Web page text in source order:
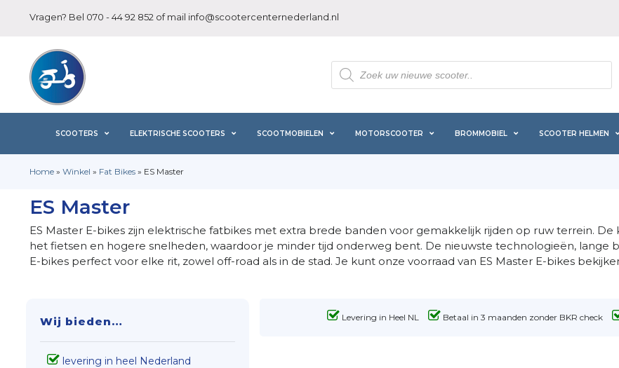
Vragen? Bel 070 - 44 92 852 of mail info@scootercenternederland.nl
Producten
zoeken
SCOOTERS ELEKTRISCHE SCOOTERS SCOOTMOBIELEN MOTORSCOOTER BROMMOBIEL SCOOTER HELMEN
Home » Winkel » Fat Bikes » ES Master
ES Master
ES Master E-bikes zijn elektrische fatbikes met extra brede banden voor gemakkelijk rijden op ruw terrein.
het fietsen en hogere snelheden, waardoor je minder tijd onderweg bent. De nieuwste technologieën, lange
E-bikes perfect voor elke rit, zowel off-road als in de stad. Je kunt onze voorraad van ES Master E-bikes
Wij bieden…
levering in heel Nederland
Levering in Heel NL Betaal in 3 maanden zonder BKR check